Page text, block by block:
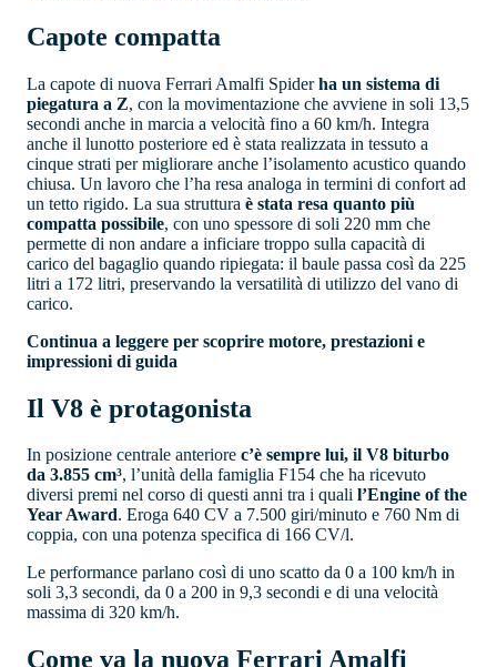
Capote compatta
La capote di nuova Ferrari Amalfi Spiderha un sistema di
piegatura a Z, con la movimentazione che avviene in soli 13,5
secondi anche in marcia a velocità fino a 60 km/h. Integra
anche il lunotto posteriore ed è stata realizzata in tessuto a
cinque strati per migliorare anche l’isolamento acustico quando
chiusa. Un lavoro che l’ha resa analoga in termini di confort ad
un tetto rigido. La sua struttura è stata resa quanto più
compatta possibile, con uno spessore di soli 220 mm che
permette di non andare a inficiare troppo sulla capacità di
carico del bagaglio quando ripiegata: il baule passa così da 225
litri a 172 litri, preservando la versatilità di utilizzo del vano di
carico.
Continua a leggere per scoprire motore, prestazioni e
impressioni di guida
Il V8 è protagonista
In posizione centrale anteriore c’è sempre lui, il V8 biturbo
da 3.855 cm³, l’unità della famiglia F154 che ha ricevuto
diversi premi nel corso di questi anni tra i quali l’Engine of the
Year Award. Eroga 640 CV a 7.500 giri/minuto e 760 Nm di
coppia, con una potenza specifica di 166 CV/l.
Le performance parlano così di uno scatto da 0 a 100 km/h in
soli 3,3 secondi, da 0 a 200 in 9,3 secondi e di una velocità
massima di 320 km/h.
Come va la nuova Ferrari Amalfi